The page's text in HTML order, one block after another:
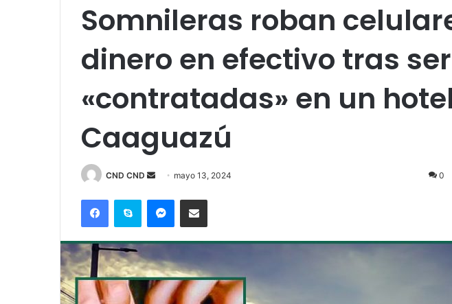
Somnileras roban
dinero en efectivo tras ser
«contratadas» en un
Caaguazú
CND CND
Send
email
mayo 13, 2024 0
FacebookSkype MessengerCompartir por correo electrónico